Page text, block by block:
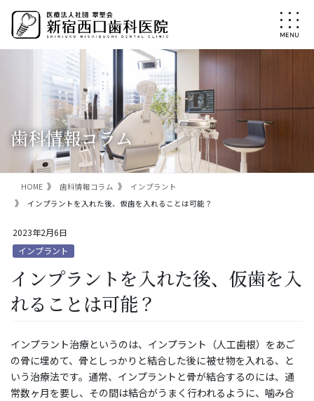
ン
ー
歯科情報コラム
HOME 歯科情報コラム
インプラント
インプラントを入れた後、仮歯を入れることは可能？
2023年2月6日
インプラント
インプラントを入れた後、仮歯を入
れることは可能？
インプラント治療というのは、インプラント（人工歯根）をあご
の骨に埋めて、骨としっかりと結合した後に被せ物を入れる、と
いう治療法です。通常、インプラントと骨が結合するのには、通
常数ヶ月を要し、その間は結合がうまく行われるように、噛み合